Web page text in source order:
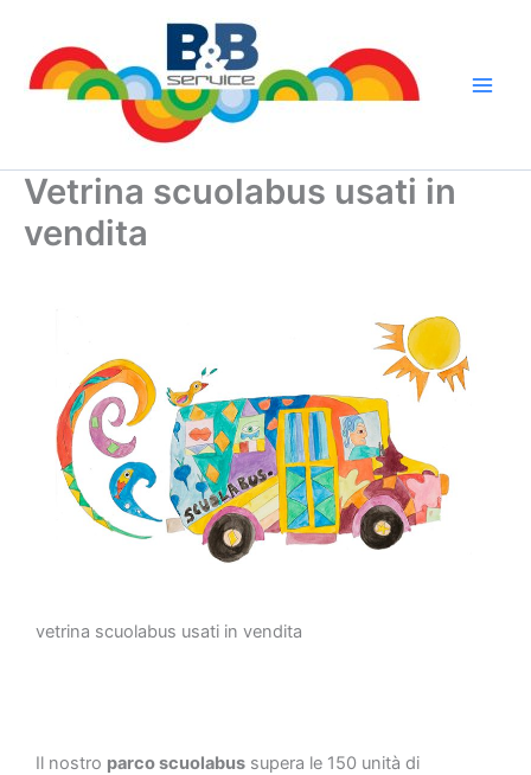
contenuto
Vetrina scuolabus usati in
vendita
vetrina scuolabus usati in vendita
Il nostro parco scuolabus supera le 150 unità di